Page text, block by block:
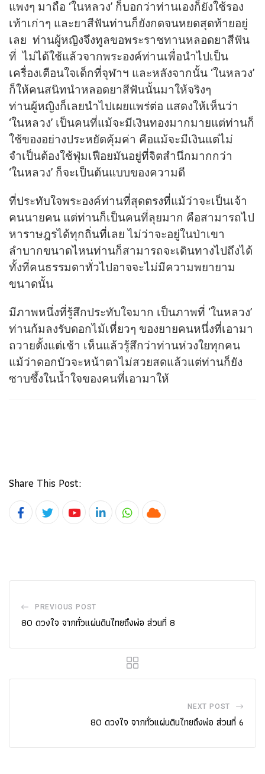
แพงๆ มาถือ ‘ในหลวง’ ก็บอกว่าท่านเองก็ยังใช้รอง
เท้าเก่าๆ และยาสีฟันท่านก็ยังกดจนหยดสุดท้ายอยู่
เลย ท่านผู้หญิงจึงทูลขอพระราชทานหลอดยาสีฟัน
ที่ ไม่ได้ใช้แล้วจากพระองค์ท่านเพื่อนำไปเป็น
เครื่องเตือนใจเด็กที่จุฬาฯ และหลังจากนั้น ‘ในหลวง’
ก็ให้คนสนิทนำหลอดยาสีฟันนั้นมาให้จริงๆ
ท่านผู้หญิงก็เลยนำไปเผยแพร่ต่อ แสดงให้เห็นว่า
‘ในหลวง’ เป็นคนที่แม้จะมีเงินทองมากมายแต่ท่านก็
ใช้ของอย่างประหยัดคุ้มค่า คือแม้จะมีเงินแต่ไม่
จำเป็นต้องใช้ฟุ่มเฟือยมันอยู่ที่จิตสำนึกมากกว่า
‘ในหลวง’ ก็จะเป็นต้นแบบของความดี
ที่ประทับใจพระองค์ท่านที่สุดตรงที่แม้ว่าจะเป็นเจ้า
คนนายคน แต่ท่านก็เป็นคนที่ลุยมาก คือสามารถไป
หาราษฎรได้ทุกถิ่นที่เลย ไม่ว่าจะอยู่ในป่าเขา
ลำบากขนาดไหนท่านก็สามารถจะเดินทางไปถึงได้
ทั้งที่คนธรรมดาทั่วไปอาจจะไม่มีความพยายาม
ขนาดนั้น
มีภาพหนึ่งที่รู้สึกประทับใจมาก เป็นภาพที่ ‘ในหลวง’
ท่านก้มลงรับดอกไม้เหี่ยวๆ ของยายคนหนึ่งที่เอามา
ถวายตั้งแต่เช้า เห็นแล้วรู้สึกว่าท่านห่วงใยทุกคน
แม้ว่าดอกบัวจะหน้าตาไม่สวยสดแล้วแต่ท่านก็ยัง
ซาบซึ้งในน้ำใจของคนที่เอามาให้
Share This Post:
YoutubeLinkedInWhatsapp
Cloud
PREVIOUS POST
80 ดวงใจ จากทั่วแผ่นดินไทยถึงพ่อ ส่วนที่ 8
NEXT POST
80 ดวงใจ จากทั่วแผ่นดินไทยถึงพ่อ ส่วนที่ 6